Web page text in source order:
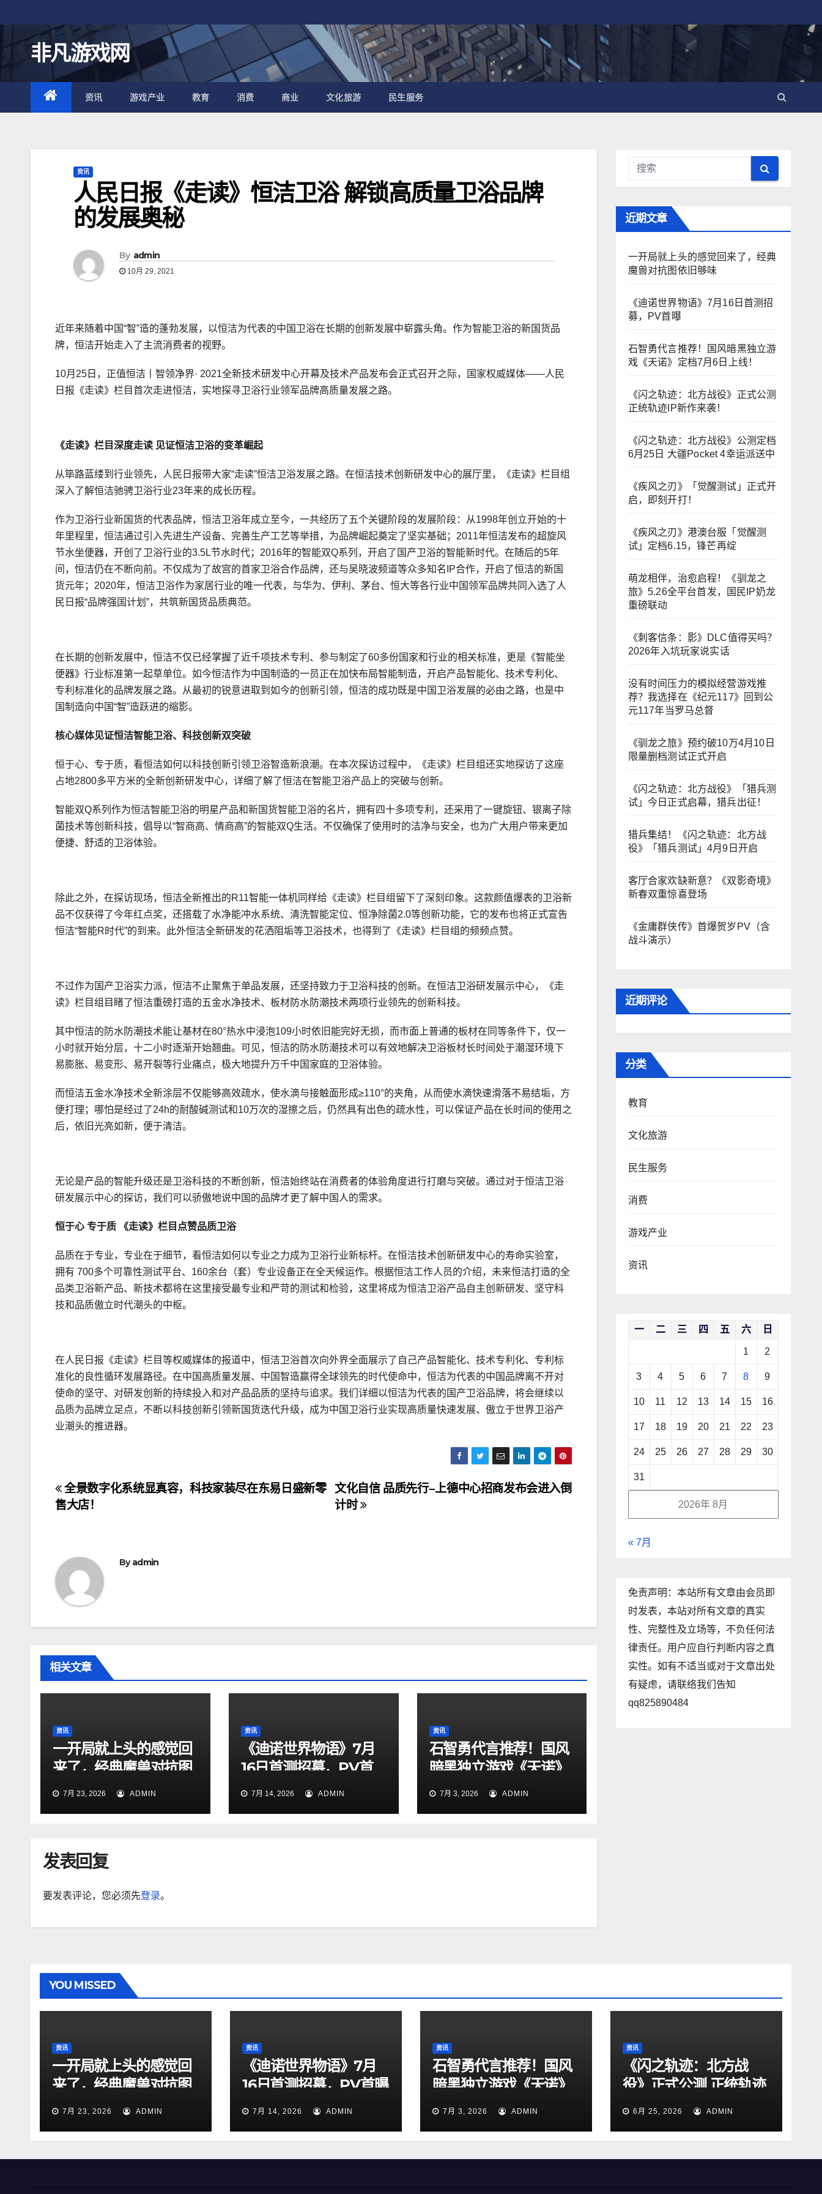
至
内
容
非凡游戏网
资讯 游戏产业 教育 消费 商业 文化旅游 民生服务
资讯
人民日报《走读》恒洁卫浴 解锁高质量卫浴品牌
的发展奥秘
By admin
10月 29, 2021
近年来随着中国“智”造的蓬勃发展，以恒洁为代表的中国卫浴在长期的创新发展中崭露头角。作为智能卫浴的新国货品
牌，恒洁开始走入了主流消费者的视野。
10月25日，正值恒洁丨智领净界· 2021全新技术研发中心开幕及技术产品发布会正式召开之际，国家权威媒体——人民
日报《走读》栏目首次走进恒洁，实地探寻卫浴行业领军品牌高质量发展之路。
《走读》栏目深度走读 见证恒洁卫浴的变革崛起
从筚路蓝缕到行业领先，人民日报带大家“走读”恒洁卫浴发展之路。在恒洁技术创新研发中心的展厅里，《走读》栏目组
深入了解恒洁驰骋卫浴行业23年来的成长历程。
作为卫浴行业新国货的代表品牌，恒洁卫浴年成立至今，一共经历了五个关键阶段的发展阶段：从1998年创立开始的十
年里程里，恒洁通过引入先进生产设备、完善生产工艺等举措，为品牌崛起奠定了坚实基础；2011年恒洁发布的超旋风
节水坐便器，开创了卫浴行业的3.5L节水时代；2016年的智能双Q系列，开启了国产卫浴的智能新时代。在随后的5年
间，恒洁仍在不断向前。不仅成为了故宫的首家卫浴合作品牌，还与吴晓波频道等众多知名IP合作，开启了恒洁的新国
货元年；2020年，恒洁卫浴作为家居行业的唯一代表，与华为、伊利、茅台、恒大等各行业中国领军品牌共同入选了人
民日报“品牌强国计划”，共筑新国货品质典范。
在长期的创新发展中，恒洁不仅已经掌握了近千项技术专利、参与制定了60多份国家和行业的相关标准，更是《智能坐
便器》行业标准第一起草单位。如今恒洁作为中国制造的一员正在加快布局智能制造，开启产品智能化、技术专利化、
专利标准化的品牌发展之路。从最初的锐意进取到如今的创新引领，恒洁的成功既是中国卫浴发展的必由之路，也是中
国制造向中国“智”造跃进的缩影。
核心媒体见证恒洁智能卫浴、科技创新双突破
恒于心、专于质，看恒洁如何以科技创新引领卫浴智造新浪潮。在本次探访过程中，《走读》栏目组还实地探访了这座
占地2800多平方米的全新创新研发中心，详细了解了恒洁在智能卫浴产品上的突破与创新。
智能双Q系列作为恒洁智能卫浴的明星产品和新国货智能卫浴的名片，拥有四十多项专利，还采用了一键旋钮、银离子除
菌技术等创新科技，倡导以“智商高、情商高”的智能双Q生活。不仅确保了使用时的洁净与安全，也为广大用户带来更加
便捷、舒适的卫浴体验。
除此之外，在探访现场，恒洁全新推出的R11智能一体机同样给《走读》栏目组留下了深刻印象。这款颜值爆表的卫浴新
品不仅获得了今年红点奖，还搭载了水净能冲水系统、清洗智能定位、恒净除菌2.0等创新功能，它的发布也将正式宣告
恒洁“智能R时代”的到来。此外恒洁全新研发的花洒阻垢等卫浴技术，也得到了《走读》栏目组的频频点赞。
不过作为国产卫浴实力派，恒洁不止聚焦于单品发展，还坚持致力于卫浴科技的创新。在恒洁卫浴研发展示中心，《走
读》栏目组目睹了恒洁重磅打造的五金水净技术、板材防水防潮技术两项行业领先的创新科技。
其中恒洁的防水防潮技术能让基材在80°热水中浸泡109小时依旧能完好无损，而市面上普通的板材在同等条件下，仅一
小时就开始分层，十二小时逐渐开始翘曲。可见，恒洁的防水防潮技术可以有效地解决卫浴板材长时间处于潮湿环境下
易膨胀、易变形、易开裂等行业痛点，极大地提升万千中国家庭的卫浴体验。
而恒洁五金水净技术全新涂层不仅能够高效疏水，使水滴与接触面形成≥110°的夹角，从而使水滴快速滑落不易结垢，方
便打理；哪怕是经过了24h的耐酸碱测试和10万次的湿擦之后，仍然具有出色的疏水性，可以保证产品在长时间的使用之
后，依旧光亮如新，便于清洁。
无论是产品的智能升级还是卫浴科技的不断创新，恒洁始终站在消费者的体验角度进行打磨与突破。通过对于恒洁卫浴
研发展示中心的探访，我们可以骄傲地说中国的品牌才更了解中国人的需求。
恒于心 专于质 《走读》栏目点赞品质卫浴
品质在于专业，专业在于细节，看恒洁如何以专业之力成为卫浴行业新标杆。在恒洁技术创新研发中心的寿命实验室，
拥有 700多个可靠性测试平台、160余台（套）专业设备正在全天候运作。根据恒洁工作人员的介绍，未来恒洁打造的全
品类卫浴新产品、新技术都将在这里接受最专业和严苛的测试和检验，这里将成为恒洁卫浴产品自主创新研发、坚守科
技和品质傲立时代潮头的中枢。
在人民日报《走读》栏目等权威媒体的报道中，恒洁卫浴首次向外界全面展示了自己产品智能化、技术专利化、专利标
准化的良性循环发展路径。在中国高质量发展、中国智造赢得全球领先的时代使命中，恒洁为代表的中国品牌离不开对
使命的坚守、对研发创新的持续投入和对产品品质的坚持与追求。我们详细以恒洁为代表的国产卫浴品牌，将会继续以
品质为品牌立足点，不断以科技创新引领新国货迭代升级，成为中国卫浴行业实现高质量快速发展、傲立于世界卫浴产
业潮头的推进器。
文
章
航
文化自信 品质先行–上德中心招商发布会进入倒
计时
全景数字化系统显真容，科技家装尽在东易日盛新零
售大店！
Byadmin
相关文章
资讯
一开局就上头的感觉回
来了，经典魔兽对抗图
依旧够味
7月 23, 2026 ADMIN
资讯
《迪诺世界物语》7月
16日首测招募，PV首
曝7月 14, 2026 ADMIN
资讯
石智勇代言推荐！国风
暗黑独立游戏《天诺》
定档7月6日上线！
7月 3, 2026 ADMIN
发表回复
要发表评论，您必须先登录。
近期文章
一开局就上头的感觉回来了，经典
魔兽对抗图依旧够味
《迪诺世界物语》7月16日首测招
募，PV首曝
石智勇代言推荐！国风暗黑独立游
戏《天诺》定档7月6日上线！
《闪之轨迹：北方战役》正式公测
正统轨迹IP新作来袭！
《闪之轨迹：北方战役》公测定档
6月25日 大疆Pocket 4幸运派送中
《疾风之刃》「觉醒测试」正式开
启，即刻开打！
《疾风之刃》港澳台服「觉醒测
试」定档6.15，锋芒再绽
萌龙相伴，治愈启程！《驯龙之
旅》5.26全平台首发，国民IP奶龙
重磅联动
《刺客信条：影》DLC值得买吗？
2026年入坑玩家说实话
没有时间压力的模拟经营游戏推
荐？我选择在《纪元117》回到公
元117年当罗马总督
《驯龙之旅》预约破10万4月10日
限量删档测试正式开启
《闪之轨迹：北方战役》「猎兵测
试」今日正式启幕，猎兵出征！
猎兵集结！《闪之轨迹：北方战
役》「猎兵测试」4月9日开启
客厅合家欢缺新意？《双影奇境》
新春双重惊喜登场
《金庸群侠传》首爆贺岁PV（含
战斗演示）
近期评论
分类
教育
文化旅游
民生服务
消费
游戏产业
资讯
2026年 8月
一 二 三 四 五 六 日
1 2
3 4 5 6 7 8 9
10 11 12 13 14 15 16
17 18 19 20 21 22 23
24 25 26 27 28 29 30
31
« 7月
免责声明：本站所有文章由会员即
时发表，本站对所有文章的真实
性、完整性及立场等，不负任何法
律责任。用户应自行判断内容之真
实性。如有不适当或对于文章出处
有疑虑，请联络我们告知
qq825890484
YOU MISSED
资讯
一开局就上头的感觉回
来了，经典魔兽对抗图
依旧够味
7月 23, 2026 ADMIN
资讯
《迪诺世界物语》7月
16日首测招募，PV首曝
7月 14, 2026 ADMIN
资讯
石智勇代言推荐！国风
暗黑独立游戏《天诺》
定档7月6日上线！
7月 3, 2026 ADMIN
资讯
《闪之轨迹：北方战
役》正式公测 正统轨迹
IP新作来袭！
6月 25, 2026 ADMIN